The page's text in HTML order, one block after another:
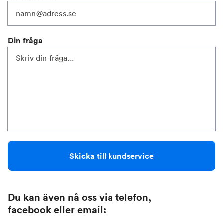
Din fråga
Skicka till kundservice
Du kan även nå oss via telefon,
facebook eller email: